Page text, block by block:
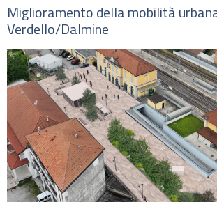
Miglioramento della mobilità
Verdello/Dalmine